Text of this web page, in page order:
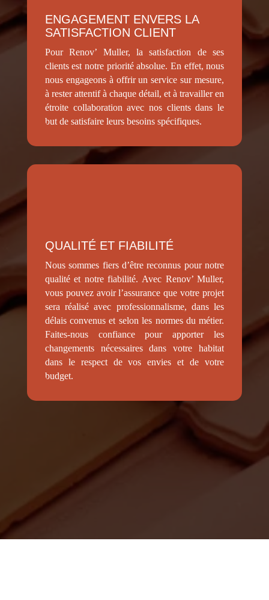
ENGAGEMENT ENVERS LA
SATISFACTION CLIENT
Pour Renov’ Muller, la satisfaction de ses
clients est notre priorité absolue. En effet, nous
nous engageons à offrir un service sur mesure,
à rester attentif à chaque détail, et à travailler en
étroite collaboration avec nos clients dans le
but de satisfaire leurs besoins spécifiques.
QUALITÉ ET FIABILITÉ
Nous sommes fiers d’être reconnus pour notre
qualité et notre fiabilité. Avec Renov’ Muller,
vous pouvez avoir l’assurance que votre projet
sera réalisé avec professionnalisme, dans les
délais convenus et selon les normes du métier.
Faites-nous confiance pour apporter les
changements nécessaires dans votre habitat
dans le respect de vos envies et de votre
budget.